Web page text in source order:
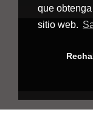
que
sitio web.